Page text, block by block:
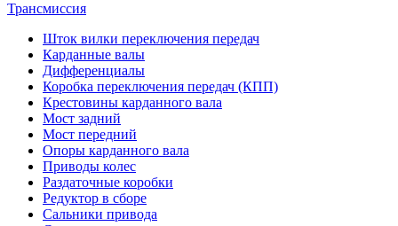
Трансмиссия
Шток вилки переключения передач
Карданные валы
Дифференциалы
Коробка переключения передач (КПП)
Крестовины карданного вала
Мост задний
Мост передний
Опоры карданного вала
Приводы колес
Раздаточные коробки
Редуктор в сборе
Сальники привода